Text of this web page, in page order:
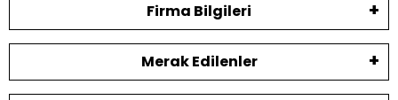
Firma Bilgileri
Merak Edilenler